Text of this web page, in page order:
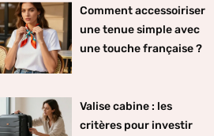
Comment accessoiriser
une tenue simple avec
une touche française ?
Valise cabine : les
critères pour investir